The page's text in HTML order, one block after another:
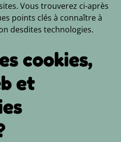
Vous trouverez ci-après
points clés à connaître à
desdites technologies.
cookies,
et